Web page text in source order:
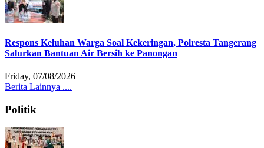
Respons Keluhan Warga Soal Kekeringan, Polresta Tangerang
Salurkan Bantuan Air Bersih ke Panongan
Friday, 07/08/2026
Berita Lainnya ....
Politik